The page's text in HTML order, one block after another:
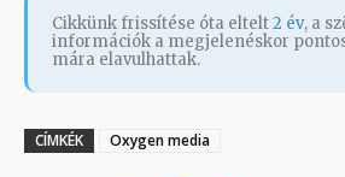
Cikkünk frissítése óta eltelt2 év, a
információk a megjelenéskor
mára elavulhattak.
CÍMKÉK Oxygen media